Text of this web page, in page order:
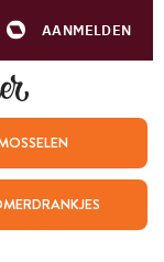
AANMELDEN